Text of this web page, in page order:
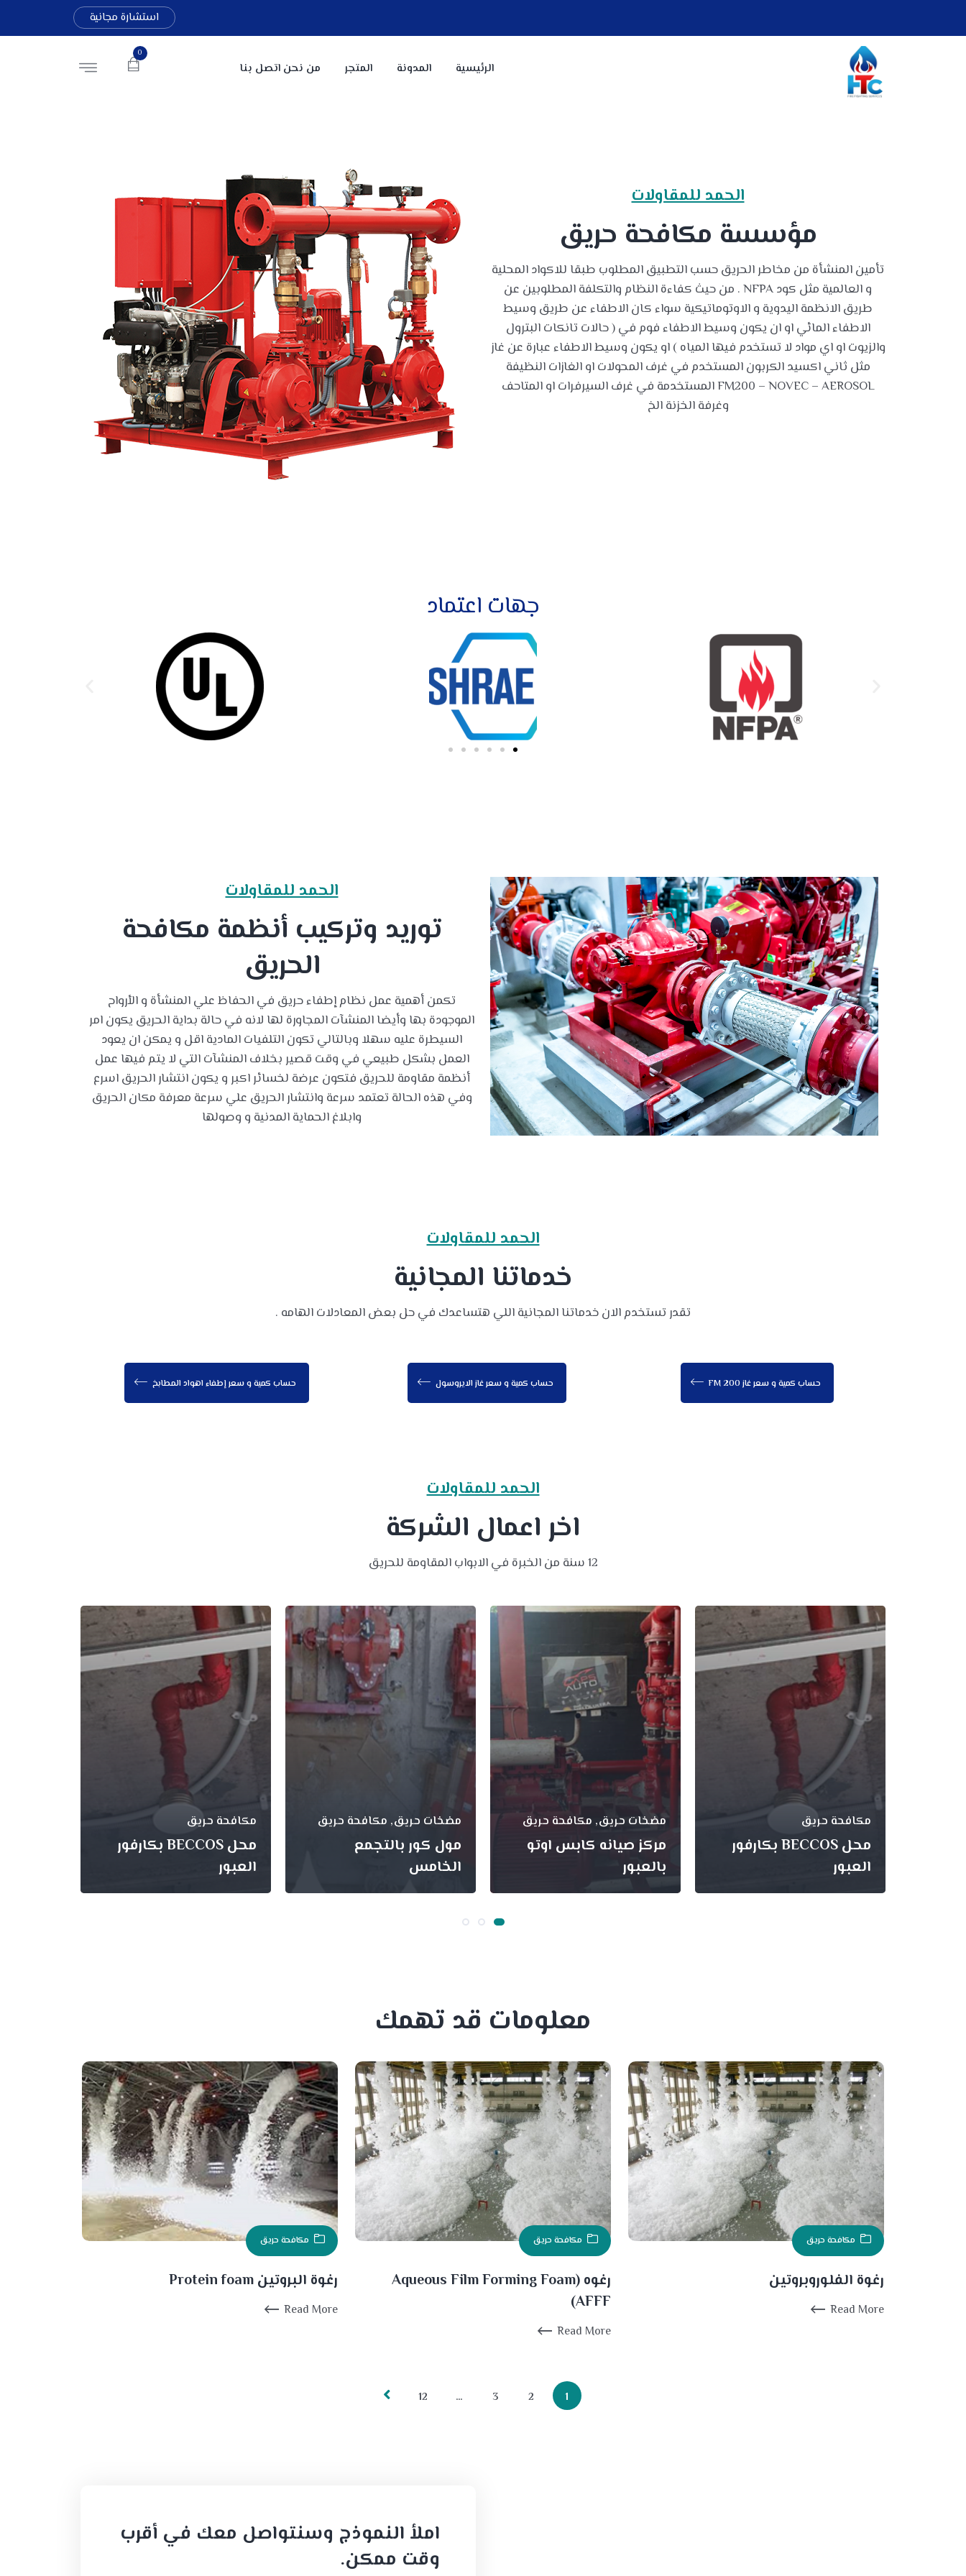
استشارة مجانية
الرئيسية المدونة المتجر من نحن اتصل بنا
0
الحمد للمقاولات
مؤسسة مكافحة حريق
تأمين المنشأة من مخاطر الحريق حسب التطبيق المطلوب طبقا للاكواد المحلية
و العالمية مثل كود NFPA . من حيث كفاءة النظام والتكلفة المطلوبين عن
طريق الانظمة اليدوية و الاوتوماتيكية سواء كان الاطفاء عن طريق وسيط
الاطفاء المائي او ان يكون وسيط الاطفاء فوم في ( حالات تانكات البترول
والزيوت او اي مواد لا تستخدم فيها المياه ) او يكون وسيط الاطفاء عبارة عن غاز
مثل ثاني اكسيد الكربون المستخدم في غرف المحولات او الغازات النظيفة
FM200 – NOVEC – AEROSOL المستخدمة في غرف السيرفرات او المتاحف
وغرفة الخزنة الخ
جهات اعتماد
الحمد للمقاولات
توريد وتركيب أنظمة مكافحة
الحريق
تكمن أهمية عمل نظام إطفاء حريق في الحفاظ علي المنشأة و الأرواح
الموجودة بها وأيضا المنشآت المجاورة لها لانه في حالة بداية الحريق يكون امر
السيطرة عليه سهلا وبالتالي تكون التلفيات المادية اقل و يمكن ان يعود
العمل بشكل طبيعي في وقت قصير بخلاف المنشآت التي لا يتم فيها عمل
أنظمة مقاومة للحريق فتكون عرضة لخسائر اكبر و يكون انتشار الحريق اسرع
وفي هذه الحالة تعتمد سرعة وانتشار الحريق علي سرعة معرفة مكان الحريق
وابلاغ الحماية المدنية و وصولها
الحمد للمقاولات
خدماتنا المجانية
تقدر تستخدم الان خدماتنا المجانية اللي هتساعدك في حل بعض المعادلات الهامه .
حساب كمية و سعر غاز FM 200 حساب كمية و سعر غاز الايروسول حساب كمية و سعر إطفاء اهواد المطابخ
الحمد للمقاولات
اخر اعمال الشركة
12 سنة من الخبرة في الابواب المقاومة للحريق
مكافحة حريق
محل BECCOS بكارفور
العبور
مضخات حريق, مكافحة حريق
مركز صيانه كابس اوتو
بالعبور
مضخات حريق, مكافحة حريق
مول كور بالتجمع
الخامس
مكافحة حريق
محل BECCOS بكارفور
العبور
معلومات قد تهمك
مكافحة حريق
رغوة البروتين Protein foam
Read More
مكافحة حريق
رغوه (Aqueous Film Forming Foam
(AFFF
Read More
مكافحة حريق
رغوة الفلوروبروتين
Read More
1
2
3
…
12
املأ النموذج وسنتواصل معك في أقرب
وقت ممكن.